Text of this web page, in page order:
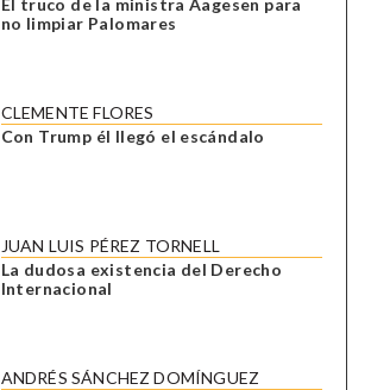
El truco de la ministra Aagesen para
no limpiar Palomares
CLEMENTE FLORES
Con Trump él llegó el escándalo
JUAN LUIS PÉREZ TORNELL
La dudosa existencia del Derecho
Internacional
ANDRÉS SÁNCHEZ DOMÍNGUEZ